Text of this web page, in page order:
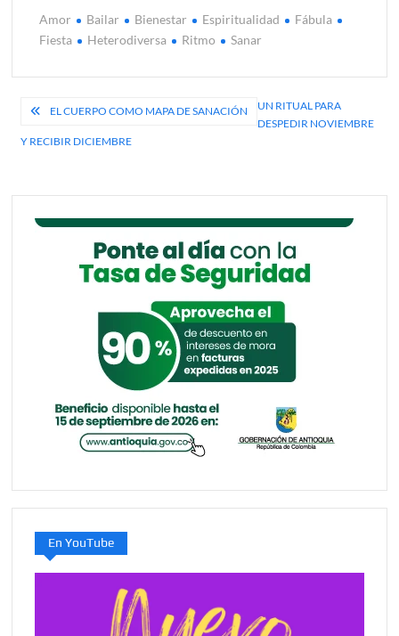
Amor Bailar Bienestar Espiritualidad
Fábula
Fiesta
Heterodiversa Ritmo Sanar
Navegación
de
EL CUERPO COMO MAPA DE SANACIÓN
UN RITUAL PARA
DESPEDIR NOVIEMBRE
Y RECIBIR DICIEMBRE
En YouTube